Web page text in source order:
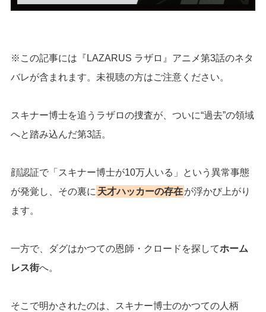
※この記事には『LAZARUS ラザロ』アニメ第3話のネタ
バレが含まれます。未視聴の方はご注意ください。
スキナー博士を追うラザロの捜査が、ついに“過去”の領域
へと踏み込んだ第3話。
顔認証で「スキナー博士が10万人いる」という異常事態
が発覚し、その裏に 天才ハッカーの存在が浮かび上がり
ます。
一方で、ダグはかつての恩師・クロードを探してホーム
レス街へ。
そこで明かされたのは、スキナー博士のかつての人柄